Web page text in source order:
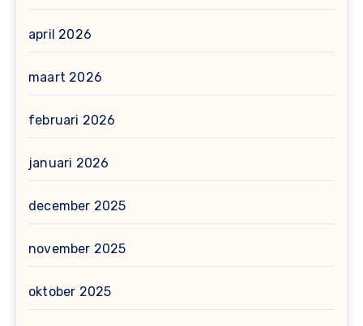
april 2026
maart 2026
februari 2026
januari 2026
december 2025
november 2025
oktober 2025